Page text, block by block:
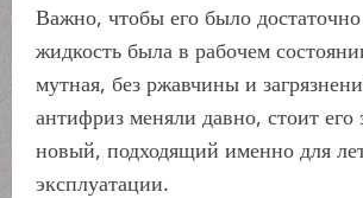
Важно, чтобы его было
жидкость была в рабочем
мутная, без ржавчины и
антифриз меняли давно, стоит его
новый, подходящий именно для
эксплуатации.